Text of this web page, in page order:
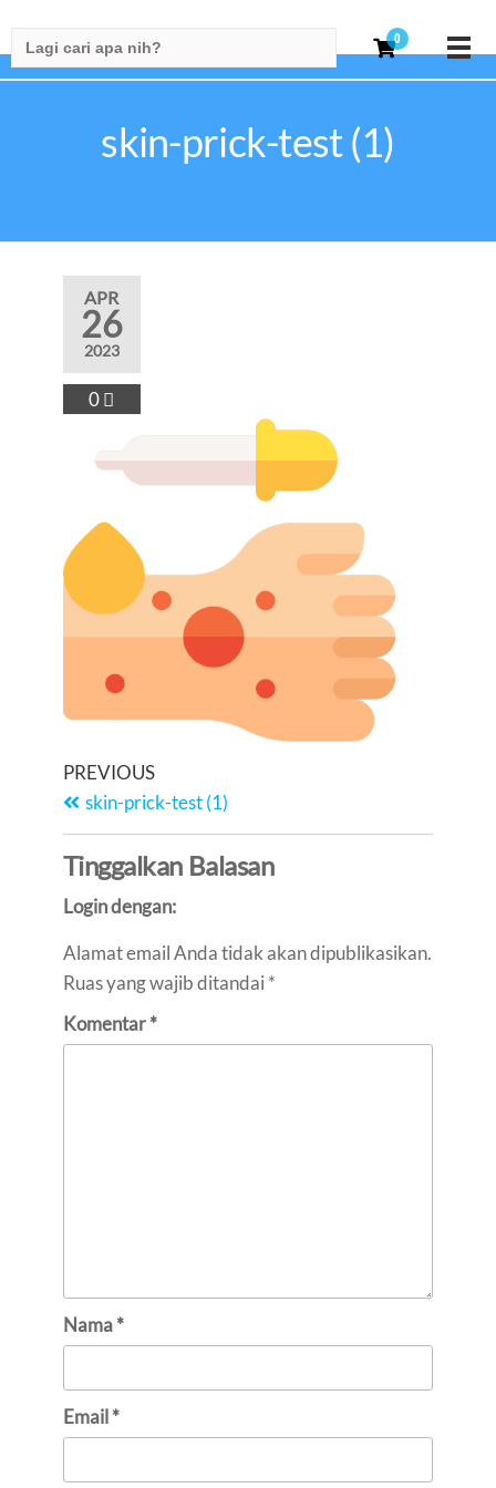
for:
0
skin-prick-test (1)
APR
26
2023
0
PREVIOUS
skin-prick-test (1)
Tinggalkan Balasan
Login dengan:
Alamat email Anda tidak akan dipublikasikan.
Ruas yang wajib ditandai *
Komentar*
Nama*
Email*